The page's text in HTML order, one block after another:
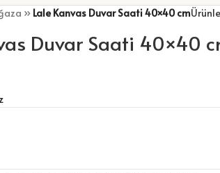
» Lale Kanvas Duvar Saati 40×40 cm
Duvar Saati 40×40